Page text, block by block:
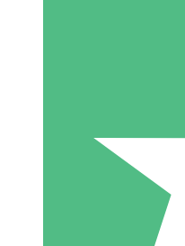
Individuele
Betaal per gebruik met